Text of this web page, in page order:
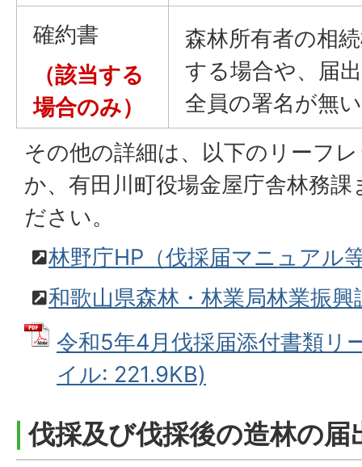
確約書
（該当する
場合のみ）
森林所有者の相
する場合や、届
全員の署名が無
その他の詳細は、以下のリーフ
か、有田川町役場金屋庁舎林務
ださい。
林野庁HP（伐採届マニュアル
和歌山県森林・林業局林業振興
令和5年4月伐採届添付書類リ
イル: 221.9KB)
伐採及び伐採後の造林の届